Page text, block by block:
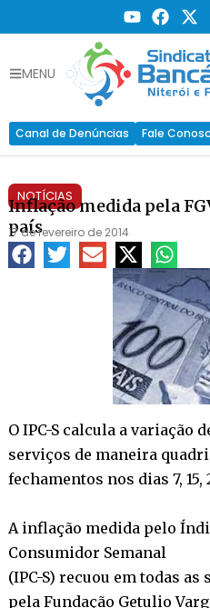
MENU
Canal de Denúncias Fale
NOTÍCIAS
Inflação medida pela
país
17 de fevereiro de 2014
O IPC-S calcula a variação
serviços de maneira
fechamentos nos dias 7, 15,
A inflação medida pelo
Consumidor Semanal
(IPC-S) recuou em todas
pela Fundação Getulio